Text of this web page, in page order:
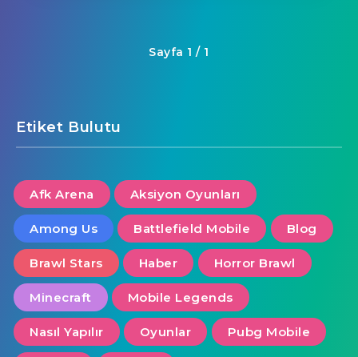
Sayfa 1 / 1
Etiket Bulutu
Afk Arena Aksiyon Oyunları
Among Us Battlefield Mobile Blog
Brawl Stars Haber Horror Brawl
Minecraft Mobile Legends
Nasıl Yapılır Oyunlar Pubg Mobile